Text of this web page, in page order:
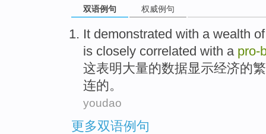
双语例句 权威例句
It demonstrated with a wealth of
is closely correlated with a pro-
这表明大量的数据显示经济的
连的。
youdao
更多双语例句